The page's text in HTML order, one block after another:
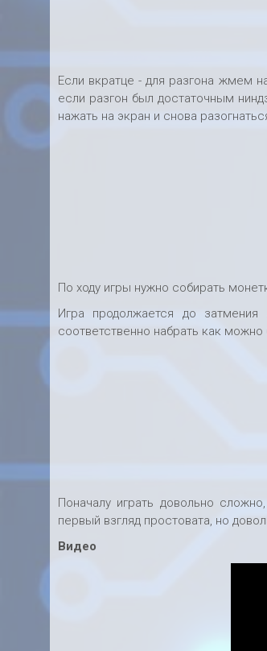
Если вкратце - для разгона жмем
если разгон был достаточным
нажать на экран и снова
По ходу игры нужно собирать
Игра продолжается до
соответственно набрать как
Поначалу играть довольно
первый взгляд простовата, но
Видео